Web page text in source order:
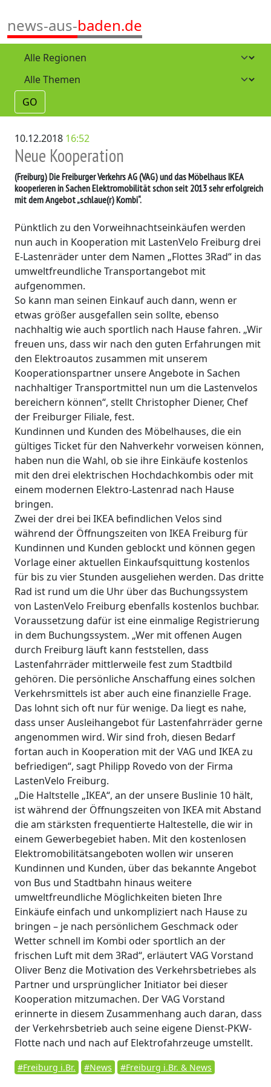
news-aus-baden.de
GO
10.12.2018 16:52
Neue Kooperation
(Freiburg)Die Freiburger Verkehrs AG (VAG) und das Möbelhaus IKEA
kooperieren in Sachen Elektromobilität schon seit 2013 sehr erfolgreich
mit dem Angebot „schlaue(r) Kombi“.
Pünktlich zu den Vorweihnachtseinkäufen werden
nun auch in Kooperation mit LastenVelo Freiburg drei
E-Lastenräder unter dem Namen „Flottes 3Rad“ in das
umweltfreundliche Transportangebot mit
aufgenommen.
So kann man seinen Einkauf auch dann, wenn er
etwas größer ausgefallen sein sollte, ebenso
nachhaltig wie auch sportlich nach Hause fahren. „Wir
freuen uns, dass wir nach den guten Erfahrungen mit
den Elektroautos zusammen mit unserem
Kooperationspartner unsere Angebote in Sachen
nachhaltiger Transportmittel nun um die Lastenvelos
bereichern können“, stellt Christopher Diener, Chef
der Freiburger Filiale, fest.
Kundinnen und Kunden des Möbelhauses, die ein
gültiges Ticket für den Nahverkehr vorweisen können,
haben nun die Wahl, ob sie ihre Einkäufe kostenlos
mit den drei elektrischen Hochdachkombis oder mit
einem modernen Elektro-Lastenrad nach Hause
bringen.
Zwei der drei bei IKEA befindlichen Velos sind
während der Öffnungszeiten von IKEA Freiburg für
Kundinnen und Kunden geblockt und können gegen
Vorlage einer aktuellen Einkaufsquittung kostenlos
für bis zu vier Stunden ausgeliehen werden. Das dritte
Rad ist rund um die Uhr über das Buchungssystem
von LastenVelo Freiburg ebenfalls kostenlos buchbar.
Voraussetzung dafür ist eine einmalige Registrierung
in dem Buchungssystem. „Wer mit offenen Augen
durch Freiburg läuft kann feststellen, dass
Lastenfahrräder mittlerweile fest zum Stadtbild
gehören. Die persönliche Anschaffung eines solchen
Verkehrsmittels ist aber auch eine finanzielle Frage.
Das lohnt sich oft nur für wenige. Da liegt es nahe,
dass unser Ausleihangebot für Lastenfahrräder gerne
angenommen wird. Wir sind froh, diesen Bedarf
fortan auch in Kooperation mit der VAG und IKEA zu
befriedigen“, sagt Philipp Rovedo von der Firma
LastenVelo Freiburg.
„Die Haltstelle „IKEA“, an der unsere Buslinie 10 hält,
ist während der Öffnungszeiten von IKEA mit Abstand
die am stärksten frequentierte Haltestelle, die wir in
einem Gewerbegebiet haben. Mit den kostenlosen
Elektromobilitätsangeboten wollen wir unseren
Kundinnen und Kunden, über das bekannte Angebot
von Bus und Stadtbahn hinaus weitere
umweltfreundliche Möglichkeiten bieten Ihre
Einkäufe einfach und unkompliziert nach Hause zu
bringen – je nach persönlichem Geschmack oder
Wetter schnell im Kombi oder sportlich an der
frischen Luft mit dem 3Rad“, erläutert VAG Vorstand
Oliver Benz die Motivation des Verkehrsbetriebes als
Partner und ursprünglicher Initiator bei dieser
Kooperation mitzumachen. Der VAG Vorstand
erinnerte in diesem Zusammenhang auch daran, dass
der Verkehrsbetrieb auch seine eigene Dienst-PKW-
Flotte nach und nach auf Elektrofahrzeuge umstellt.
#Freiburg i.Br. #News #Freiburg i.Br. & News